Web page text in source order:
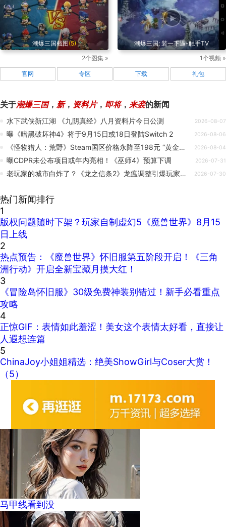
潮爆三国截图(5)
2个图集 »
潮爆三国: 装一下逼-触手TV
1个视频 »
官网 专区 下载 礼包
关于潮爆三国， 新， 资料片， 即将， 来袭的新闻
水下武侠新江湖 《九阴真经》八月资料片今日公测 2026-08-07
曝《暗黑破坏神4》将于9月15日或18日登陆Switch 2 2026-08-06
《怪物猎人：荒野》Steam国区价格永降至198元 “黄金版”同步登场 2026-08-04
曝CDPR未公布项目或年内亮相！《巫师4》预算下调 2026-07-31
老玩家的城市白炸了？《龙之信条2》龙瘟调整引爆玩家争论 2026-07-30
热门新闻排行
1
版权问题随时下架？玩家自制虚幻5《魔兽世界》8月15
日上线
2
热点预告：《魔兽世界》怀旧服第五阶段开启！《三角
洲行动》开启全新宝藏月摸大红！
3
《冒险岛怀旧服》30级免费神装别错过！新手必看重点
攻略
4
正惊GIF：表情如此羞涩！美女这个表情太好看，直接让
人遐想连篇
5
ChinaJoy小姐姐精选：绝美ShowGirl与Coser大赏！
（5）
马甲线看到没